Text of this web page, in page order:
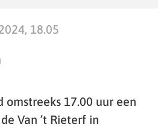
18.05
17.00 uur een
Van ’t Rieterf in